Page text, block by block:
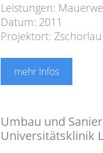
Leistungen:
Datum: 2011
Projektort: Zschorlau
mehr Infos
Umbau und
Universitätsklinik